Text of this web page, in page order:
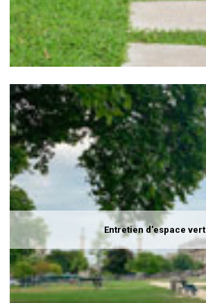
Entretien d'espace vert